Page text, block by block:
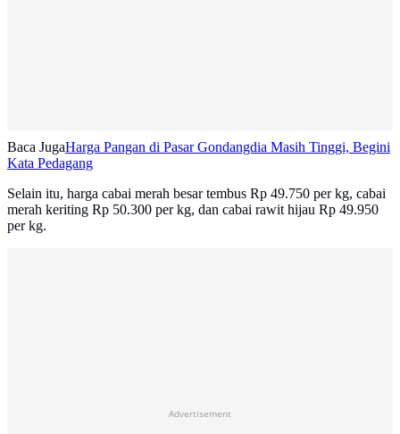
Baca JugaHarga Pangan di Pasar Gondangdia Masih Tinggi, Begini
Kata Pedagang
Selain itu, harga cabai merah besar tembus Rp 49.750 per kg, cabai
merah keriting Rp 50.300 per kg, dan cabai rawit hijau Rp 49.950
per kg.
Advertisement